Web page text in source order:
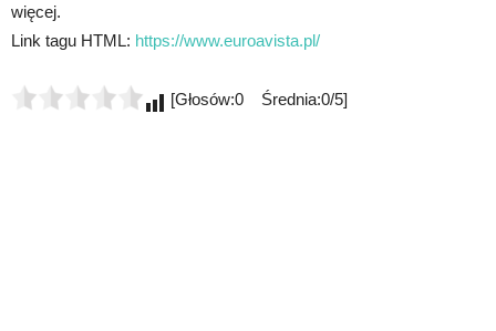
więcej.
Link tagu HTML: https://www.euroavista.pl/
[Głosów:0 Średnia:0/5]